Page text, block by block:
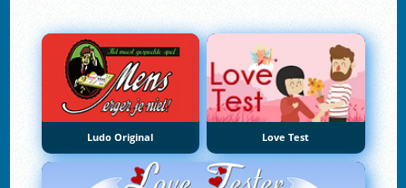
Ludo Original Love Test